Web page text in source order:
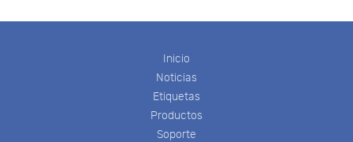
Inicio
Noticias
Etiquetas
Productos
Soporte